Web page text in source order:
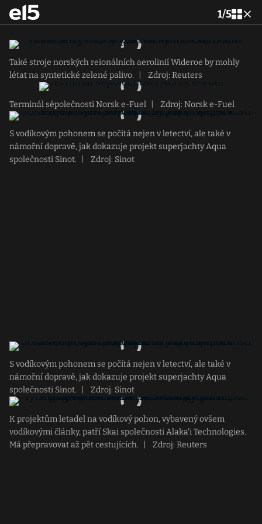
1/5
Také stroje norských reionálních aerolinií Wideroe by mohly
létat na syntetické zelené palivo.
Zdroj: Reuters
Terminál sépolečnosti Norsk e-Fuel Zdroj: Norsk e-Fuel
S vodíkovým pohonem se počítá nejen v letectví, ale také v
námořní dopravě, jak dokazuje projekt superjachty Aqua
společnosti Sinot.
Zdroj: Sinot
S vodíkovým pohonem se počítá nejen v letectví, ale také v
námořní dopravě, jak dokazuje projekt superjachty Aqua
společnosti Sinot.
Zdroj: Sinot
K projektům letadel na vodíkový pohon, vybavený ovšem
vodíkovými články, patří Skai společnosti Alaka'i Technologies.
Má přepravovat až pět cestujících.
Zdroj: Reuters